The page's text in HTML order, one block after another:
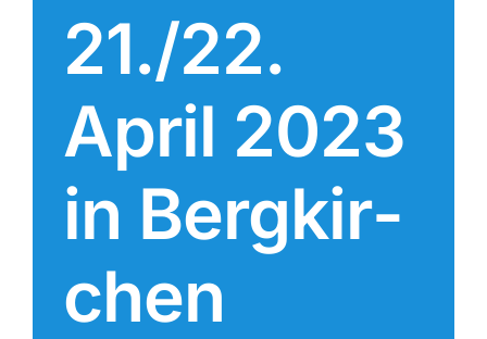
Kontakt21./22.
April 2023
in Berg­kir­
chen